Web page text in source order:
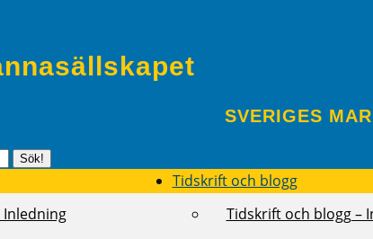
SVERIGES
Sök!
Inledning
Tidskrift och blogg
Tidskrift och blogg –